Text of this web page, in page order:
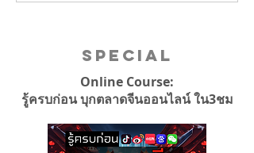
Special
Online Course:
รู้ครบก่อน บุกตลาดจีนออนไลน์ ใน3ชม